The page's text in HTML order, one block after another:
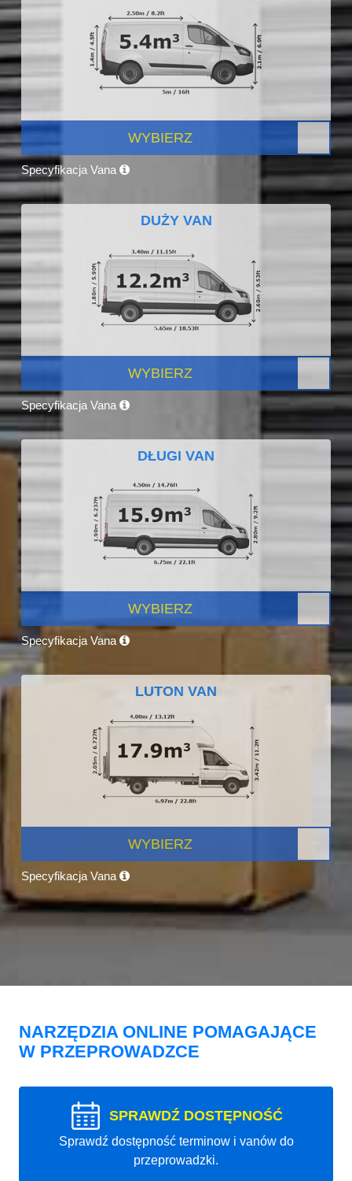
WYBIERZ
Specyfikacja Vana
DUŻY VAN
WYBIERZ
Specyfikacja Vana
DŁUGI VAN
WYBIERZ
Specyfikacja Vana
LUTON VAN
WYBIERZ
Specyfikacja Vana
NARZĘDZIA ONLINE POMAGAJĄCE
W PRZEPROWADZCE
SPRAWDŹ DOSTĘPNOŚĆ
Sprawdź dostępność terminow i vanów do
przeprowadzki.